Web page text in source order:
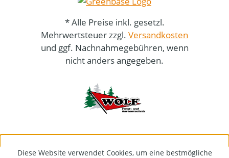
* Alle Preise inkl. gesetzl.
Mehrwertsteuer zzgl. Versandkosten
und ggf. Nachnahmegebühren, wenn
nicht anders angegeben.
Diese Website verwendet Cookies, um eine bestmögliche